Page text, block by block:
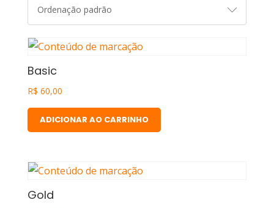
Basic
R$ 60,00
ADICIONAR AO CARRINHO
Gold